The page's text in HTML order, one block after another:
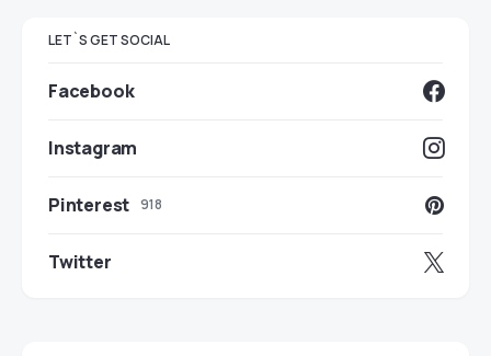
LET`S GET SOCIAL
Facebook
Instagram
Pinterest 918
Twitter